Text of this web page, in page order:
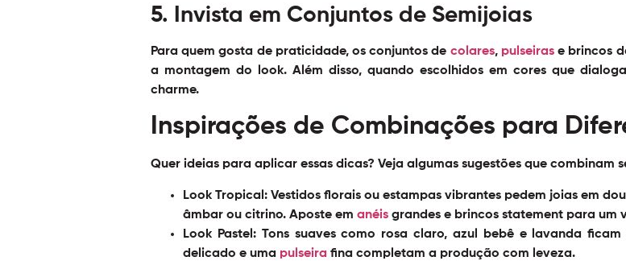
5. Invista em Conjuntos de Semijoias
Para quem gosta de praticidade, os conjuntos de colares, pulseirase brincos
a montagem do look. Além disso, quando escolhidos em cores que
charme.
Inspirações de Combinações para
Quer ideias para aplicar essas dicas? Veja algumas sugestões que combinam
Look Tropical: Vestidos florais ou estampas vibrantes pedem joias em
âmbar ou citrino. Aposte em anéis grandes e brincos statement para um
Look Pastel:Tons suaves como rosa claro, azul bebê e lavanda
delicado e uma pulseira fina completam a produção com leveza.